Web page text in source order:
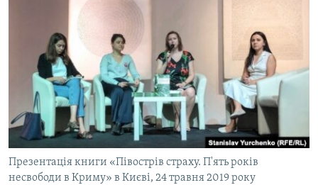
ВСЕ ЗА ДЕНЬ
СПЕЦПРОЕКТИ
ДЕПОРТАЦІЯ
ВІДЕОУРОКИ «ELIFBE»
СВІДЧЕННЯ ОКУПАЦІЇ
УКРАЇНСЬКА ПРОБЛЕМА КРИМУ
ІНФОГРАФІКА
ЯК ОБІЙТИ БЛОКУВАННЯ
Русский
Qırımtatar
ДОЛУЧАЙСЯ!
Презентація книги «Півострів страху. П'ять років
несвободи в Криму» в Києві, 24 травня 2019 року